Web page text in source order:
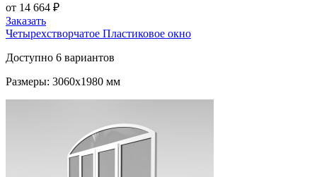
от 14 664 ₽
Заказать
Четырехстворчатое Пластиковое окно
Доступно 6 вариантов
Размеры: 3060x1980 мм